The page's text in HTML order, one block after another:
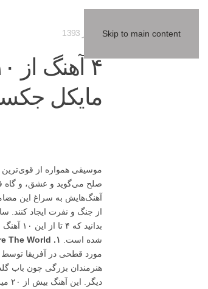
Skip to main content
مایکل
موسیقی همواره از قوی‌ترین
آهنگ‌هایش به سراغ این
شده است. ۱. We Are The World
هنرمندان بزرگی چون باب